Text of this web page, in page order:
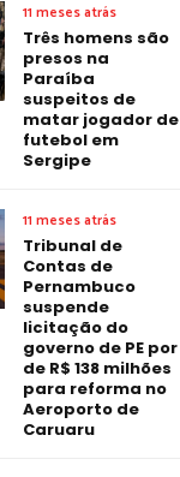
11 meses atrás
Três homens são
presos na
Paraíba
suspeitos de
matar jogador de
futebol em
Sergipe
11 meses atrás
Tribunal de
Contas de
Pernambuco
suspende
licitação do
governo de PE por
de R$ 138 milhões
para reforma no
Aeroporto de
Caruaru